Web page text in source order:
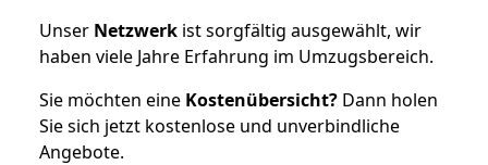
Unser Netzwerk ist sorgfältig ausgewählt, wir
haben viele Jahre Erfahrung im Umzugsbereich.
Sie möchten eine Kostenübersicht? Dann holen
Sie sich jetzt kostenlose und unverbindliche
Angebote.